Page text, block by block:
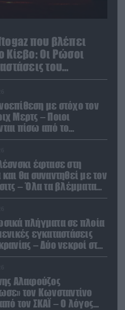
που βλέπει
Κίεβο: Οι Ρώσοι
του
με στόχο τον
Μερτς – Ποιοι
πίσω από το
βίντεο
έφτασε στη
και θα συναντηθεί με τον
τα βλέμματα
με τη Ρωσία
πλήγματα σε πλοία
εγκαταστάσεις
– Δύο νεκροί στην
Αλαφούζος
τον Κωνσταντίνο
τον ΣΚΑΪ – Ο λόγος